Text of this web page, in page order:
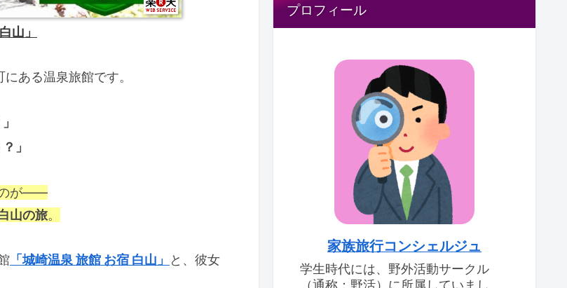
山」
ある温泉旅館です。
」
のが――
山の旅。
「城崎温泉 旅館 お宿 白山」
と、彼女
プロフィール
家族旅行コンシェルジュ
学生時代には、野外活動サークル